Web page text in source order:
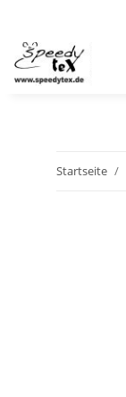
Startseite